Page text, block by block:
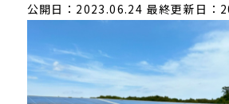
公開日：2023.06.24 最終更新日：